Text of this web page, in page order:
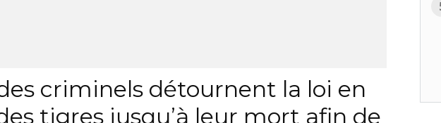
criminels détournent la loi en
tigres jusqu’à leur mort afin de